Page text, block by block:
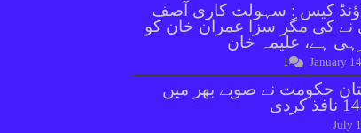
کیس : سہولت کاری آصف
نے کی مگر سزا عمران خان کو
ہے، علیمہ خان
January
1
حکومت نے صوبے بھر میں
July